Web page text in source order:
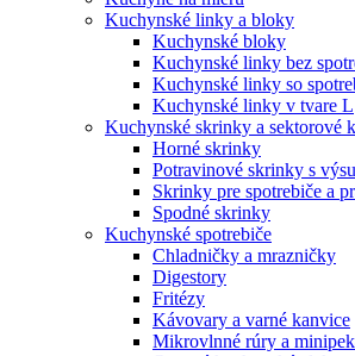
Kuchynské linky a bloky
Kuchynské bloky
Kuchynské linky bez
Kuchynské linky so
Kuchynské linky v tvare L
Kuchynské skrinky a sektorové
Horné skrinky
Potravinové skrinky s
Skrinky pre spotrebiče a
Spodné skrinky
Kuchynské spotrebiče
Chladničky a mrazničky
Digestory
Fritézy
Kávovary a varné kanvice
Mikrovlnné rúry a